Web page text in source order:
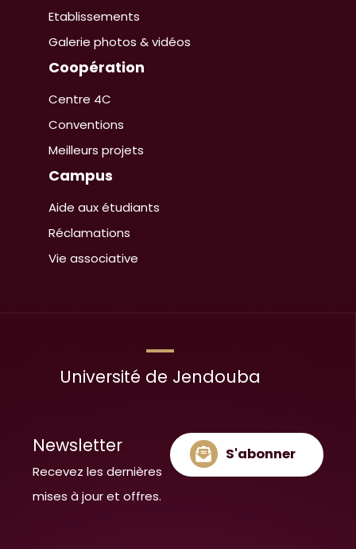
Etablissements
Galerie photos & vidéos
Coopération
Centre 4C
Conventions
Meilleurs projets
Campus
Aide aux étudiants
Réclamations
Vie associative
Université de Jendouba
Newsletter
Recevez les dernières
mises à jour et offres.
S'abonner